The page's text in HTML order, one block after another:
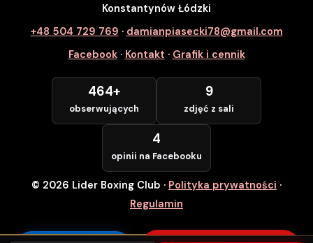
Zapisz się na wybrane zajęcia
Numer Telefonu *
POTWIERDZAM — WCHODZĘ ZA
DARMO
Konstantynów Łódzki
+48 504 729 769 · damianpiasecki78@gmail.com
Facebook· Kontakt · Grafik i cennik
464+
obserwujących
9
zdjęć z sali
4
opinii na Facebooku
© 2026 Lider Boxing Club · Polityka prywatności ·
Regulamin